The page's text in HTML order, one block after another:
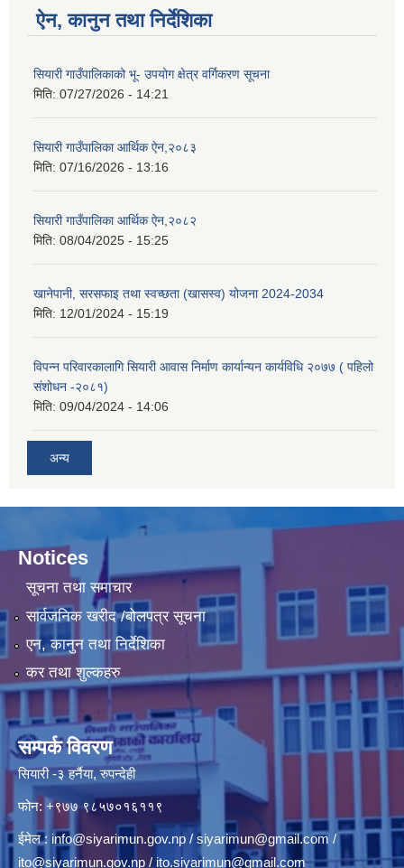
ऐन, कानुन तथा निर्देशिका
सियारी गाउँपालिकाको भू- उपयोग क्षेत्र वर्गिकरण सूचना
मिति: 07/27/2026 - 14:21
सियारी गाउँपालिका आर्थिक ऐन,२०८३
मिति: 07/16/2026 - 13:16
सियारी गाउँपालिका आर्थिक ऐन,२०८२
मिति: 08/04/2025 - 15:25
खानेपानी, सरसफाइ तथा स्वच्छता (खासस्व) योजना 2024-2034
मिति: 12/01/2024 - 15:19
विपन्न परिवारकालागि सियारी आवास निर्माण कार्यान्यन कार्यविधि २०७७ ( पहिलो
संशोधन -२०८१)
मिति: 09/04/2024 - 14:06
अन्य
Notices
सूचना तथा समाचार
सार्वजनिक खरीद /बोलपत्र सूचना
एन, कानुन तथा निर्देशिका
कर तथा शुल्कहरु
सम्पर्क विवरण
सियारी -३ हर्नैया, रुपन्देही
फोन: +९७७ ९८५७०१६११९
ईमेल : info@siyarimun.gov.np / siyarimun@gmail.com /
ito@siyarimun.gov.np / ito.siyarimun@gmail.com